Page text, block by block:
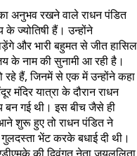
अनुभव रखने वाले राधन पंडित
ज्योतिषी हैं। उन्होंने
और भारी बहुमत से जीत हासिल
के नाम की सुनामी आ रही है।
रहे हैं, जिनमें से एक में उन्होंने कहा
मंदिर यात्रा के दौरान राधन
बन गई थी। इस बीच जैसे ही
शुरू हुए तो राधन पंडित ने
भेंट करके बधाई दी थी।